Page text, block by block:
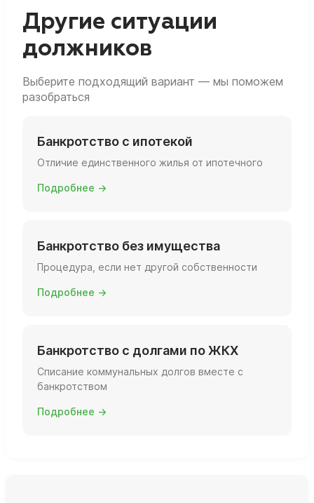
вы фактически живёте, есть ли ещё объекты
и какова их площадь и статус.
Другие ситуации
должников
Выберите подходящий вариант — мы поможем
разобраться
Банкротство с ипотекой
Отличие единственного жилья от ипотечного
Подробнее →
Банкротство без имущества
Процедура, если нет другой собственности
Подробнее →
Банкротство с долгами по ЖКХ
Списание коммунальных долгов вместе с
банкротством
Подробнее →